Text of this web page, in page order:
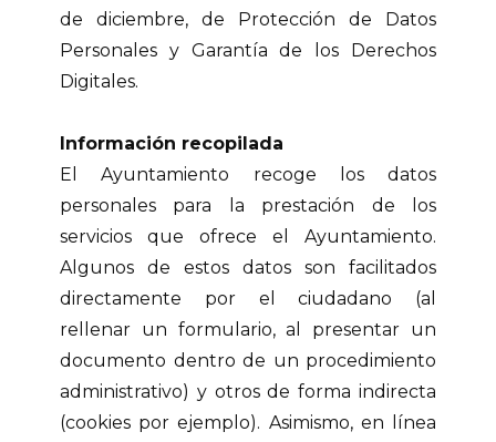
de diciembre, de Protección de Datos
Personales y Garantía de los Derechos
Digitales.
Información recopilada
El Ayuntamiento recoge los datos
personales para la prestación de los
servicios que ofrece el Ayuntamiento.
Algunos de estos datos son facilitados
directamente por el ciudadano (al
rellenar un formulario, al presentar un
documento dentro de un procedimiento
administrativo) y otros de forma indirecta
(cookies por ejemplo). Asimismo, en línea